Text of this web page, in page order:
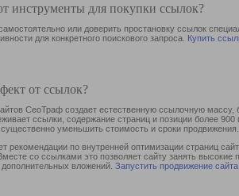
инструменты для покупки ссылок?
или доверить простановку ссылок
для конкретного поискового запроса. Купить
от ссылок?
СеоТраф создает естественную ссылочную
ссылки, содержание страниц и позиции более
уменьшить стоимость и сроки продвижения.
рекомендации по внутренней оптимизации страниц
со ссылками это позволяет сайту занять
вложений. Запустить продвижение сайта